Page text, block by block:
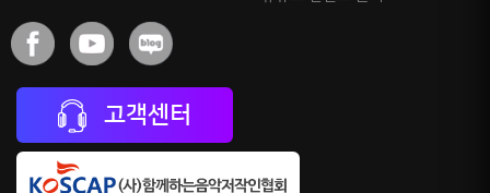
고객센터